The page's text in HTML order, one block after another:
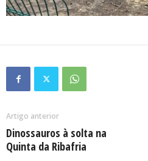
Artigo anterior
Dinossauros à solta na
Quinta da Ribafria